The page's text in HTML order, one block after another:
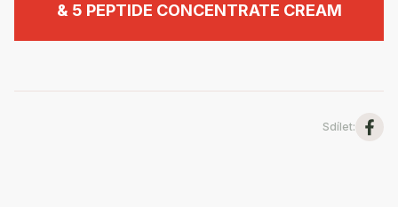
& 5 PEPTIDE CONCENTRATE CREAM
Sdílet: